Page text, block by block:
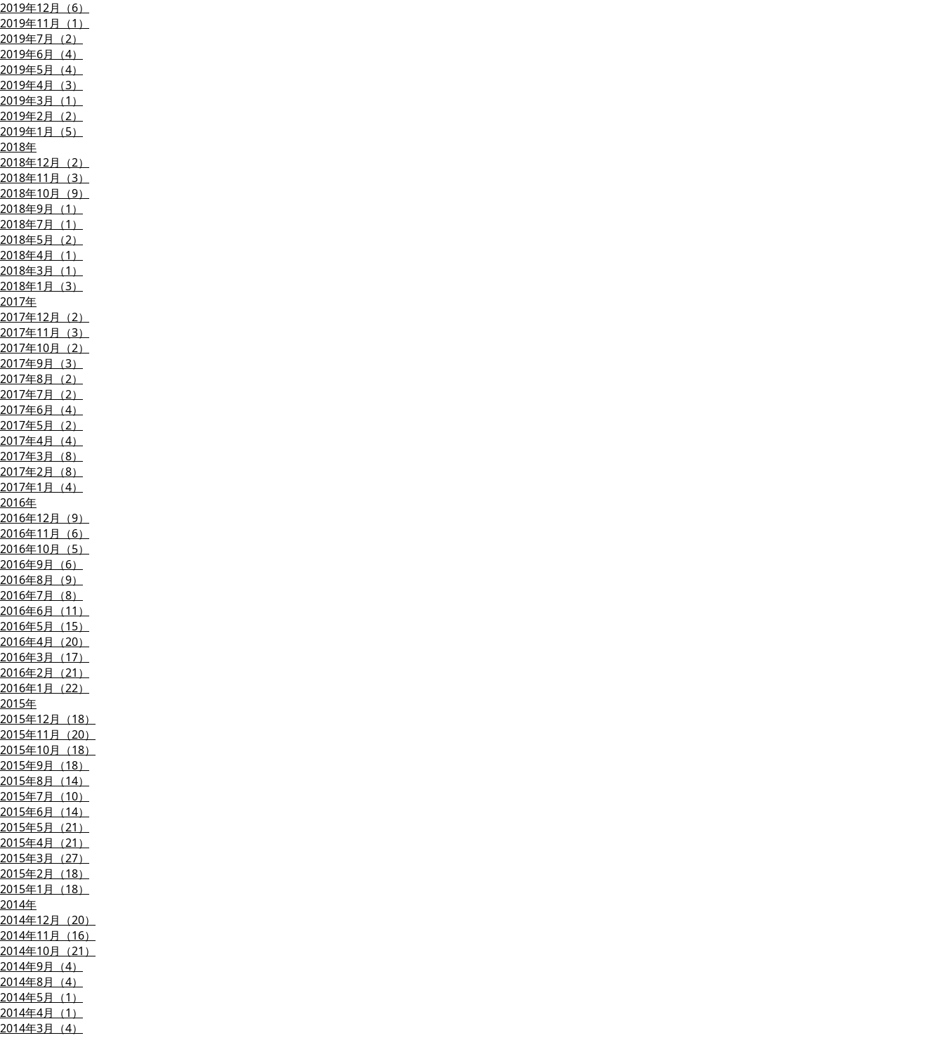
2019年12月（6）
2019年11月（1）
2019年7月（2）
2019年6月（4）
2019年5月（4）
2019年4月（3）
2019年3月（1）
2019年2月（2）
2019年1月（5）
2018年
2018年12月（2）
2018年11月（3）
2018年10月（9）
2018年9月（1）
2018年7月（1）
2018年5月（2）
2018年4月（1）
2018年3月（1）
2018年1月（3）
2017年
2017年12月（2）
2017年11月（3）
2017年10月（2）
2017年9月（3）
2017年8月（2）
2017年7月（2）
2017年6月（4）
2017年5月（2）
2017年4月（4）
2017年3月（8）
2017年2月（8）
2017年1月（4）
2016年
2016年12月（9）
2016年11月（6）
2016年10月（5）
2016年9月（6）
2016年8月（9）
2016年7月（8）
2016年6月（11）
2016年5月（15）
2016年4月（20）
2016年3月（17）
2016年2月（21）
2016年1月（22）
2015年
2015年12月（18）
2015年11月（20）
2015年10月（18）
2015年9月（18）
2015年8月（14）
2015年7月（10）
2015年6月（14）
2015年5月（21）
2015年4月（21）
2015年3月（27）
2015年2月（18）
2015年1月（18）
2014年
2014年12月（20）
2014年11月（16）
2014年10月（21）
2014年9月（4）
2014年8月（4）
2014年5月（1）
2014年4月（1）
2014年3月（4）